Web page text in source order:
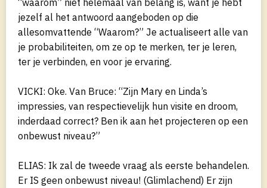
jezelf al het antwoord aangeboden op die
allesomvattende “Waarom?” Je actualiseert alle van
je probabiliteiten, om ze op te merken, ter je leren,
ter je verbinden, en voor je ervaring.
VICKI: Oke. Van Bruce: “Zijn Mary en Linda’s
impressies, van respectievelijk hun visite en droom,
inderdaad correct? Ben ik aan het projecteren op een
onbewust niveau?”
ELIAS: Ik zal de tweede vraag als eerste behandelen.
Er IS geen onbewust niveau! (Glimlachend) Er zijn